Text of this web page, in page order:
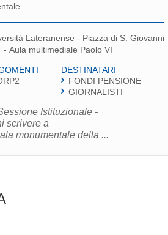
Lateranense - Piazza di S. Giovanni
- Aula multimediale Paolo VI
DESTINATARI
FONDI PENSIONE
GIORNALISTI
Sala monumentale della ...